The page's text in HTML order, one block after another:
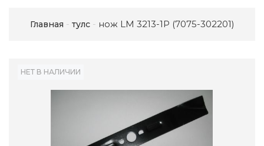
Главная тулс нож LM 3213-1P (7075-302201)
НЕТ В НАЛИЧИИ